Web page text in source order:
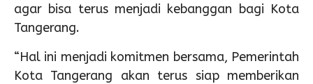
agar bisa terus menjadi kebanggan bagi Kota
Tangerang.
“Hal ini menjadi komitmen bersama, Pemerintah
Kota Tangerang akan terus siap memberikan